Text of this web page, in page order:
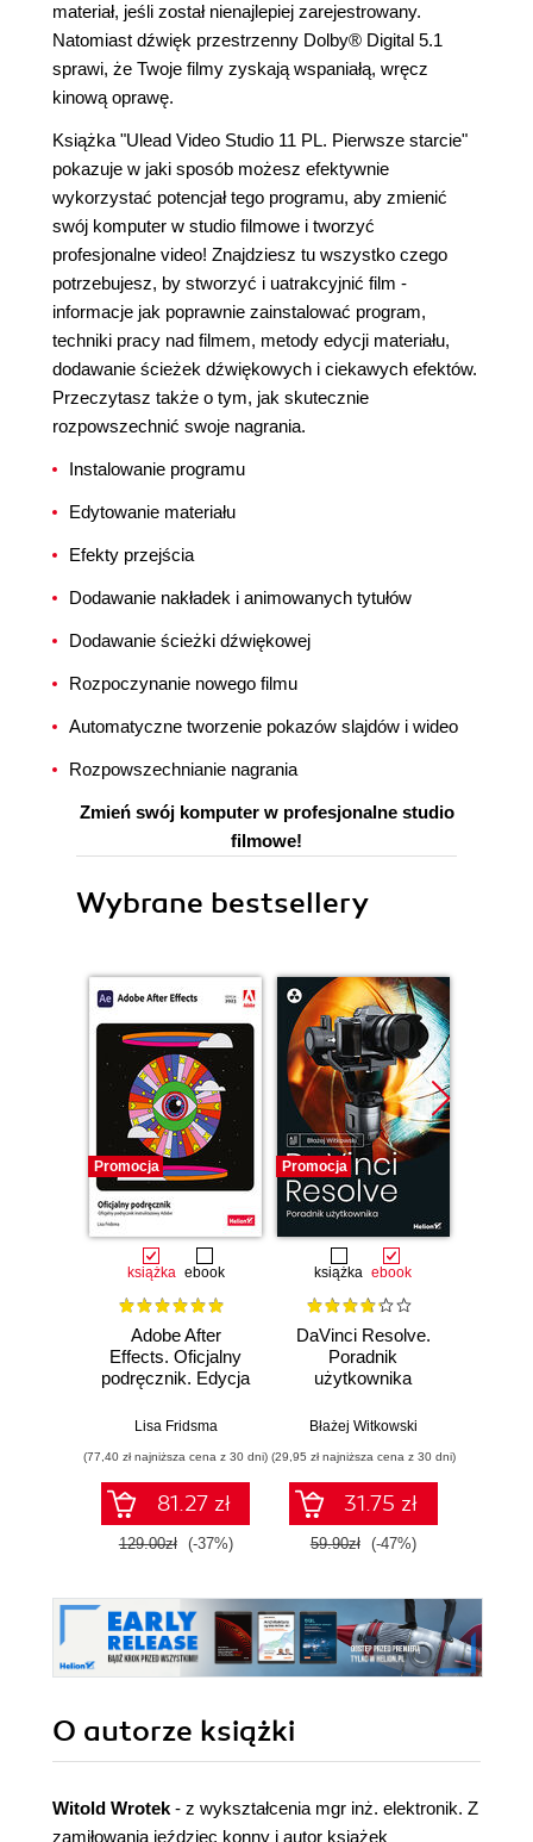
materiał, jeśli został nienajlepiej zarejestrowany.
Natomiast dźwięk przestrzenny Dolby® Digital 5.1
sprawi, że Twoje filmy zyskają wspaniałą, wręcz
kinową oprawę.
Książka "Ulead Video Studio 11 PL. Pierwsze starcie"
pokazuje w jaki sposób możesz efektywnie
wykorzystać potencjał tego programu, aby zmienić
swój komputer w studio filmowe i tworzyć
profesjonalne video! Znajdziesz tu wszystko czego
potrzebujesz, by stworzyć i uatrakcyjnić film -
informacje jak poprawnie zainstalować program,
techniki pracy nad filmem, metody edycji materiału,
dodawanie ścieżek dźwiękowych i ciekawych efektów.
Przeczytasz także o tym, jak skutecznie
rozpowszechnić swoje nagrania.
Instalowanie programu
Edytowanie materiału
Efekty przejścia
Dodawanie nakładek i animowanych tytułów
Dodawanie ścieżki dźwiękowej
Rozpoczynanie nowego filmu
Automatyczne tworzenie pokazów slajdów i wideo
Rozpowszechnianie nagrania
Zmień swój komputer w profesjonalne studio
filmowe!
Wybrane bestsellery
Promocja
książka ebook
Adobe After
Effects. Oficjalny
podręcznik. Edycja
Lisa Fridsma
(77,40 zł najniższa cena z 30 dni)
81.27 zł
129.00zł (-37%)
Promocja
książka ebook
DaVinci Resolve.
Poradnik
użytkownika
Błażej Witkowski
(29,95 zł najniższa cena z 30 dni)
31.75 zł
59.90zł (-47%)
O autorze książki
Witold Wrotek - z wykształcenia mgr inż. elektronik. Z
zamiłowania jeździec konny i autor książek